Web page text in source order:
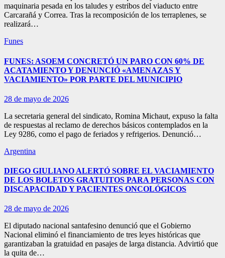
maquinaria pesada en los taludes y estribos del viaducto entre
Carcarañá y Correa. Tras la recomposición de los terraplenes, se
realizará…
Funes
FUNES: ASOEM CONCRETÓ UN PARO CON 60% DE
ACATAMIENTO Y DENUNCIÓ «AMENAZAS Y
VACIAMIENTO» POR PARTE DEL MUNICIPIO
28 de mayo de 2026
La secretaria general del sindicato, Romina Michaut, expuso la falta
de respuestas al reclamo de derechos básicos contemplados en la
Ley 9286, como el pago de feriados y refrigerios. Denunció…
Argentina
DIEGO GIULIANO ALERTÓ SOBRE EL VACIAMIENTO
DE LOS BOLETOS GRATUITOS PARA PERSONAS CON
DISCAPACIDAD Y PACIENTES ONCOLÓGICOS
28 de mayo de 2026
El diputado nacional santafesino denunció que el Gobierno
Nacional eliminó el financiamiento de tres leyes históricas que
garantizaban la gratuidad en pasajes de larga distancia. Advirtió que
la quita de…